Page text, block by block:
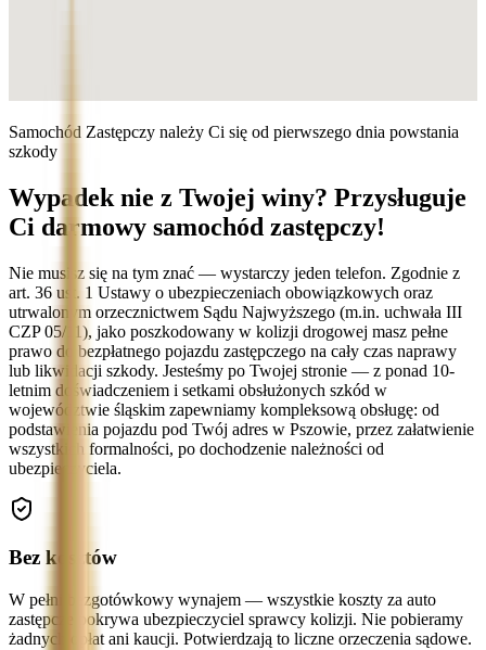
Samochód Zastępczy należy Ci się od pierwszego dnia powstania
szkody
Wypadek nie z Twojej winy? Przysługuje
Ci darmowy samochód zastępczy!
Nie musisz się na tym znać — wystarczy jeden telefon. Zgodnie z
art. 36 ust. 1 Ustawy o ubezpieczeniach obowiązkowych oraz
utrwalonym orzecznictwem Sądu Najwyższego (m.in. uchwała III
CZP 05/11), jako poszkodowany w kolizji drogowej masz pełne
prawo do bezpłatnego pojazdu zastępczego na cały czas naprawy
lub likwidacji szkody. Jesteśmy po Twojej stronie — z ponad 10-
letnim doświadczeniem i setkami obsłużonych szkód w
województwie śląskim zapewniamy kompleksową obsługę: od
podstawienia pojazdu pod Twój adres w Pszowie, przez załatwienie
wszystkich formalności, po dochodzenie należności od
ubezpieczyciela.
Bez kosztów
W pełni bezgotówkowy wynajem — wszystkie koszty za auto
zastępcze pokrywa ubezpieczyciel sprawcy kolizji. Nie pobieramy
żadnych opłat ani kaucji. Potwierdzają to liczne orzeczenia sądowe.